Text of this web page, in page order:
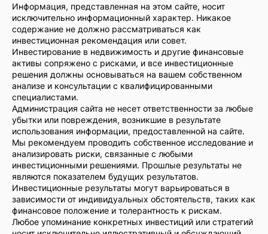
Информация, представленная на этом сайте, носит
исключительно информационный характер. Никакое
содержание не должно рассматриваться как
инвестиционная рекомендация или совет.
Инвестирование в недвижимость и другие финансовые
активы сопряжено с рисками, и все инвестиционные
решения должны основываться на вашем собственном
анализе и консультации с квалифицированными
специалистами.
Администрация сайта не несет ответственности за любые
убытки или повреждения, возникшие в результате
использования информации, предоставленной на сайте.
Мы рекомендуем проводить собственное исследование и
анализировать риски, связанные с любыми
инвестиционными решениями. Прошлые результаты не
являются показателем будущих результатов.
Инвестиционные результаты могут варьироваться в
зависимости от индивидуальных обстоятельств, таких как
финансовое положение и толерантность к рискам.
Любое упоминание конкретных инвестиций или стратегий